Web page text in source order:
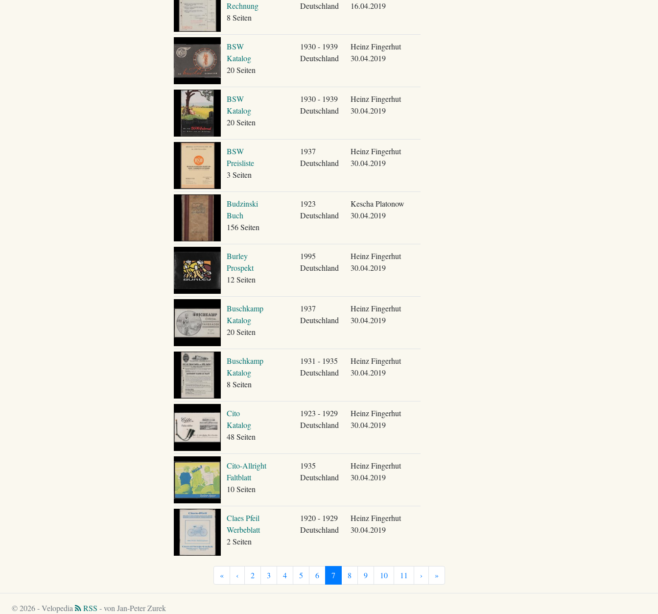
Rechnung
8 Seiten
Deutschland
16.04.2019
BSW
Katalog
20 Seiten
1930 - 1939
Deutschland
Heinz Fingerhut
30.04.2019
BSW
Katalog
20 Seiten
1930 - 1939
Deutschland
Heinz Fingerhut
30.04.2019
BSW
Preisliste
3 Seiten
1937
Deutschland
Heinz Fingerhut
30.04.2019
Budzinski
Buch
156 Seiten
1923
Deutschland
Kescha Platonow
30.04.2019
Burley
Prospekt
12 Seiten
1995
Deutschland
Heinz Fingerhut
30.04.2019
Buschkamp
Katalog
20 Seiten
1937
Deutschland
Heinz Fingerhut
30.04.2019
Buschkamp
Katalog
8 Seiten
1931 - 1935
Deutschland
Heinz Fingerhut
30.04.2019
Cito
Katalog
48 Seiten
1923 - 1929
Deutschland
Heinz Fingerhut
30.04.2019
Cito-Allright
Faltblatt
10 Seiten
1935
Deutschland
Heinz Fingerhut
30.04.2019
Claes Pfeil
Werbeblatt
2 Seiten
1920 - 1929
Deutschland
Heinz Fingerhut
30.04.2019
« ‹ 2 3 4 5 6 7 8 9 10 11 › »
© 2026 - Velopedia RSS - von Jan-Peter Zurek